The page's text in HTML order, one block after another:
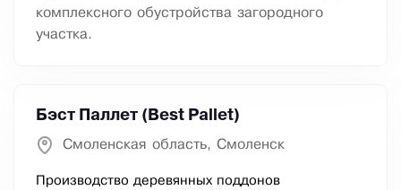
комплексного обустройства загородного
участка.
Бэст Паллет (Best Pallet)
Смоленская область, Смоленск
Производство деревянных поддонов